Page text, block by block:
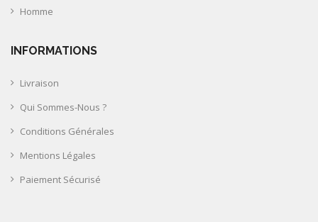
Homme
INFORMATIONS
Livraison
Qui Sommes-Nous ?
Conditions Générales
Mentions Légales
Paiement Sécurisé